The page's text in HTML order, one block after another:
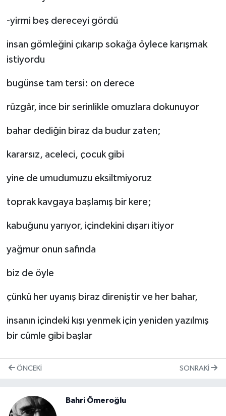
-yirmi beş dereceyi gördü
insan gömleğini çıkarıp sokağa öylece karışmak
istiyordu
bugünse tam tersi: on derece
rüzgâr, ince bir serinlikle omuzlara dokunuyor
bahar dediğin biraz da budur zaten;
kararsız, aceleci, çocuk gibi
yine de umudumuzu eksiltmiyoruz
toprak kavgaya başlamış bir kere;
kabuğunu yarıyor, içindekini dışarı itiyor
yağmur onun safında
biz de öyle
çünkü her uyanış biraz direniştir ve her bahar,
insanın içindeki kışı yenmek için yeniden yazılmış
bir cümle gibi başlar
ÖNCEKI SONRAKI
Bahri Ömeroğlu